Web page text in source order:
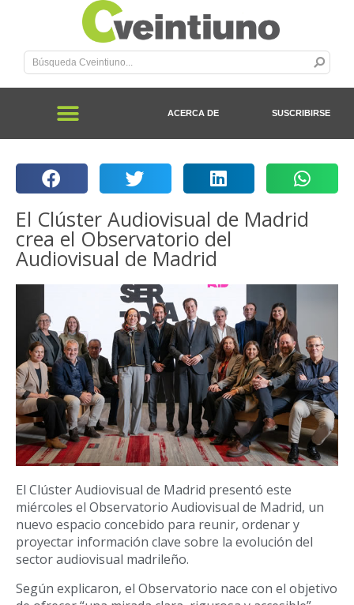
ACERCA DE SUSCRIBIRSE
El Clúster Audiovisual de Madrid
crea el Observatorio del
Audiovisual de Madrid
El Clúster Audiovisual de Madrid presentó este
miércoles el Observatorio Audiovisual de Madrid, un
nuevo espacio concebido para reunir, ordenar y
proyectar información clave sobre la evolución del
sector audiovisual madrileño.
Según explicaron, el Observatorio nace con el objetivo